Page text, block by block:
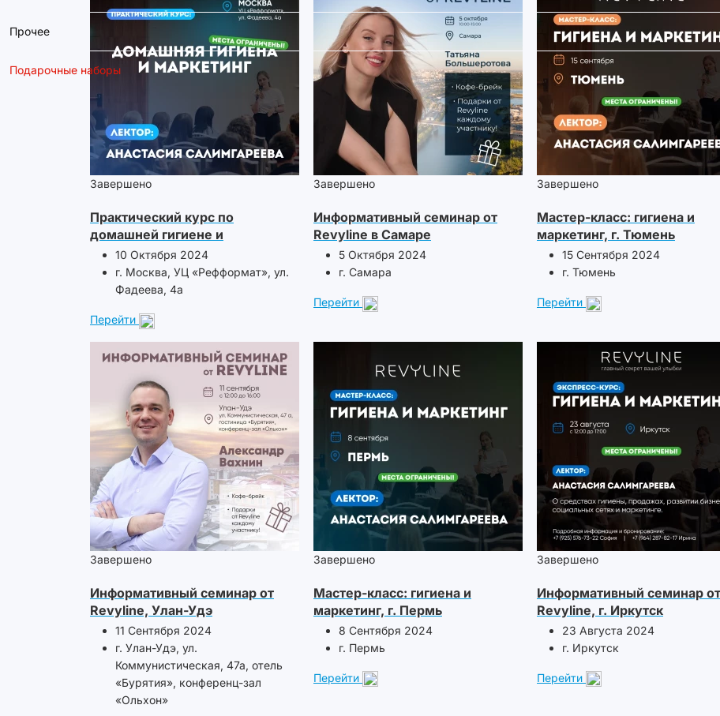
Прочее
Подарочные наборы
Завершено
Практический курс по
домашней гигиене и
маркетингу
10 Октября 2024
г. Москва, УЦ «Рефформат», ул.
Фадеева, 4а
Перейти
Завершено
Информативный семинар от
Revyline в Самаре
5 Октября 2024
г. Самара
Перейти
Завершено
Мастер-класс: гигиена и
маркетинг, г. Тюмень
15 Сентября 2024
г. Тюмень
Перейти
Завершено
Информативный семинар от
Revyline, Улан-Удэ
11 Сентября 2024
г. Улан-Удэ, ул.
Коммунистическая, 47а, отель
«Бурятия», конференц-зал
«Ольхон»
Завершено
Мастер-класс: гигиена и
маркетинг, г. Пермь
8 Сентября 2024
г. Пермь
Перейти
Завершено
Информативный семинар от
Revyline, г. Иркутск
23 Августа 2024
г. Иркутск
Перейти